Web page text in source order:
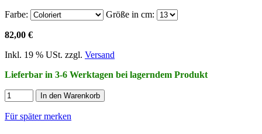
Farbe: Größe in cm:
82,00 €
Inkl. 19 % USt. zzgl. Versand
Lieferbar in 3-6 Werktagen bei lagerndem Produkt
In den Warenkorb
Für später merken